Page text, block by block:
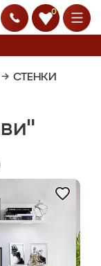
0
→ СТЕНКИ